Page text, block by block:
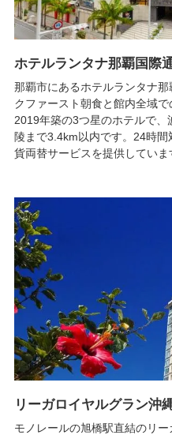
ホテルランタナ那覇国際
那覇市にあるホテルランタナ
クファースト朝食と館内全域で
2019年築の3つ星のホテルで
陵まで3.4km以内です。24時
貨両替サービスを提供していま
リーガロイヤルグラン沖
モノレールの旭橋駅直結のリ